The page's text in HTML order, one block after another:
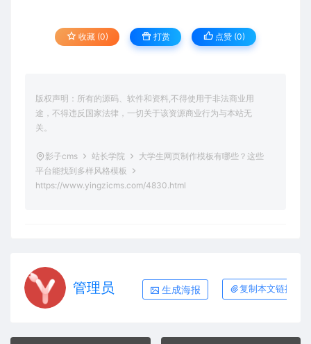
收藏 (0) 打赏 点赞 (0)
版权声明：所有的源码、软件和资料,不得使用于非法商业用
途，不得违反国家法律，一切关于该资源商业行为与本站无
关。
影子cms 站长学院
大学生网页制作模板有哪些？这些
平台能找到多样风格模板
https://www.yingzicms.com/4830.html
管理员 生成海报 复制本文链接